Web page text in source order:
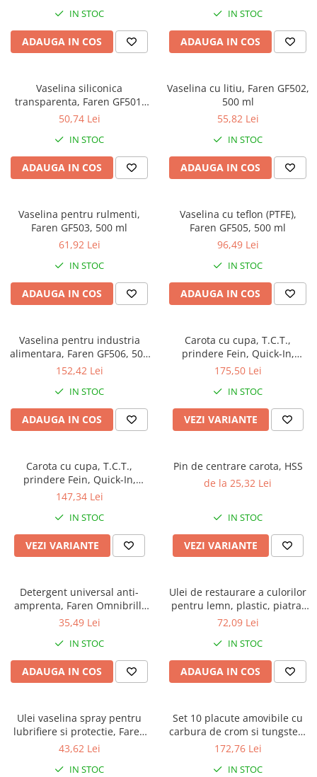
IN STOC
ADAUGA IN COS
IN STOC
ADAUGA IN COS
Vaselina siliconica
transparenta, Faren GF501,
125 ml
50,74 Lei
IN STOC
ADAUGA IN COS
Vaselina cu litiu, Faren GF502,
500 ml
55,82 Lei
IN STOC
ADAUGA IN COS
Vaselina pentru rulmenti,
Faren GF503, 500 ml
61,92 Lei
IN STOC
ADAUGA IN COS
Vaselina cu teflon (PTFE),
Faren GF505, 500 ml
96,49 Lei
IN STOC
ADAUGA IN COS
Vaselina pentru industria
alimentara, Faren GF506, 500
ml
152,42 Lei
IN STOC
ADAUGA IN COS
Carota cu cupa, T.C.T.,
prindere Fein, Quick-In,
adancime 50 mm, Crad RO
175,50 Lei
IN STOC
VEZI VARIANTE
Carota cu cupa, T.C.T.,
prindere Fein, Quick-In,
adancime 35 mm
147,34 Lei
IN STOC
VEZI VARIANTE
Pin de centrare carota, HSS
de la 25,32 Lei
IN STOC
VEZI VARIANTE
Detergent universal anti-
amprenta, Faren Omnibrill,
750 ml
35,49 Lei
IN STOC
ADAUGA IN COS
Ulei de restaurare a culorilor
pentru lemn, plastic, piatra,
metal, Faren Miracoat, 500ml
72,09 Lei
IN STOC
ADAUGA IN COS
Ulei vaselina spray pentru
lubrifiere si protectie, Faren
F73, 400 ml
43,62 Lei
IN STOC
Set 10 placute amovibile cu
carbura de crom si tungsten,
2 muchii taietoare, 24 x 12 x
172,76 Lei
IN STOC